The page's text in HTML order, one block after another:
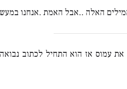
האלה ..אבל האמת .אנחנו
את עמוס אז הוא התחיל לכתוב